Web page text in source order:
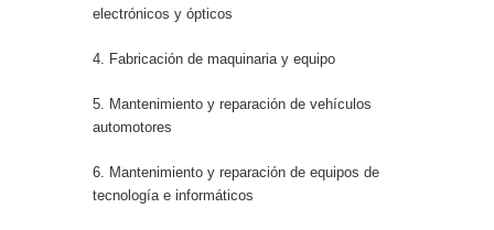
electrónicos y ópticos
4. Fabricación de maquinaria y equipo
5. Mantenimiento y reparación de vehículos
automotores
6. Mantenimiento y reparación de equipos de
tecnología e informáticos